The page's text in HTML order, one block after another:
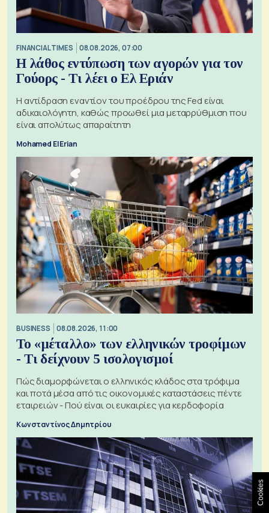
FINANCIAL TIMES 08.08.2026, 07:00
Η λάθος εντύπωση των αγορών για τον
Γούορς - Τι λέει ο Ελ Εριάν
Η αντίδραση εναντίον του προέδρου της Fed είναι
αδικαιολόγητη, καθώς προωθεί μια μεταρρύθμιση που
είναι απολύτως απαραίτητη
Mohamed El Erian
BUSINESS 08.08.2026, 11:00
Το «μέταλλο» των ελληνικών τροφίμων
- Τι δείχνουν 5 ισολογισμοί
Πώς διαμορφώνεται ο ελληνικός κλάδος στα τρόφιμα
και ποτά μέσα από τις οικονομικές καταστάσεις πέντε
εταιρειών - Πού είναι οι ευκαιρίες για κερδοφορία
Κωνσταντίνος Δημητρίου
Cookies